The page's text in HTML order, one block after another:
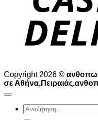
Copyright 2026 ©
σε
Αναζήτηση
για: